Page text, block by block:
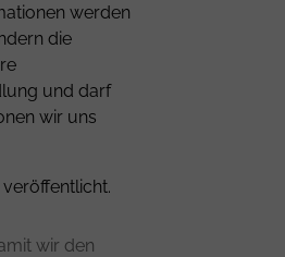
werden
die
und darf
wir uns
wir den